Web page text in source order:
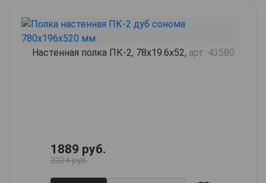
Настенная полка ПК-2, 78х19.6х52, арт. 43580
1889 руб.
2324 руб.